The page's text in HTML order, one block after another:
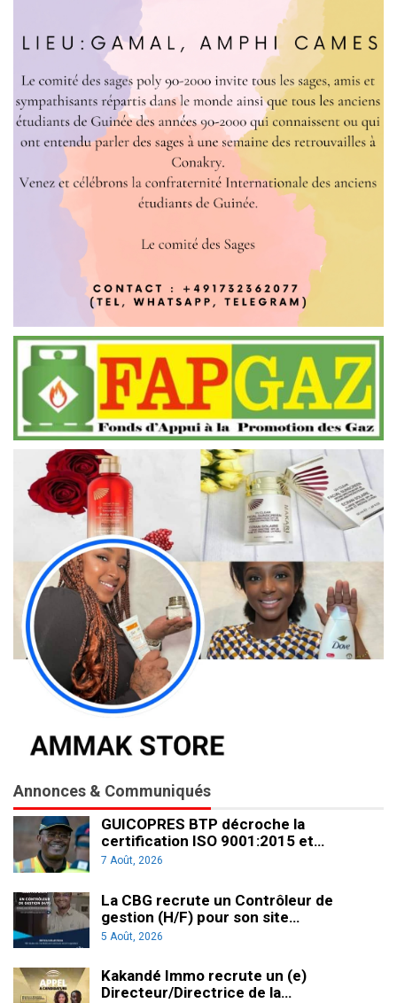
Annonces & Communiqués
GUICOPRES BTP décroche la
certification ISO 9001:2015 et…
7 Août, 2026
La CBG recrute un Contrôleur de
gestion (H/F) pour son site…
5 Août, 2026
Kakandé Immo recrute un (e)
Directeur/Directrice de la…